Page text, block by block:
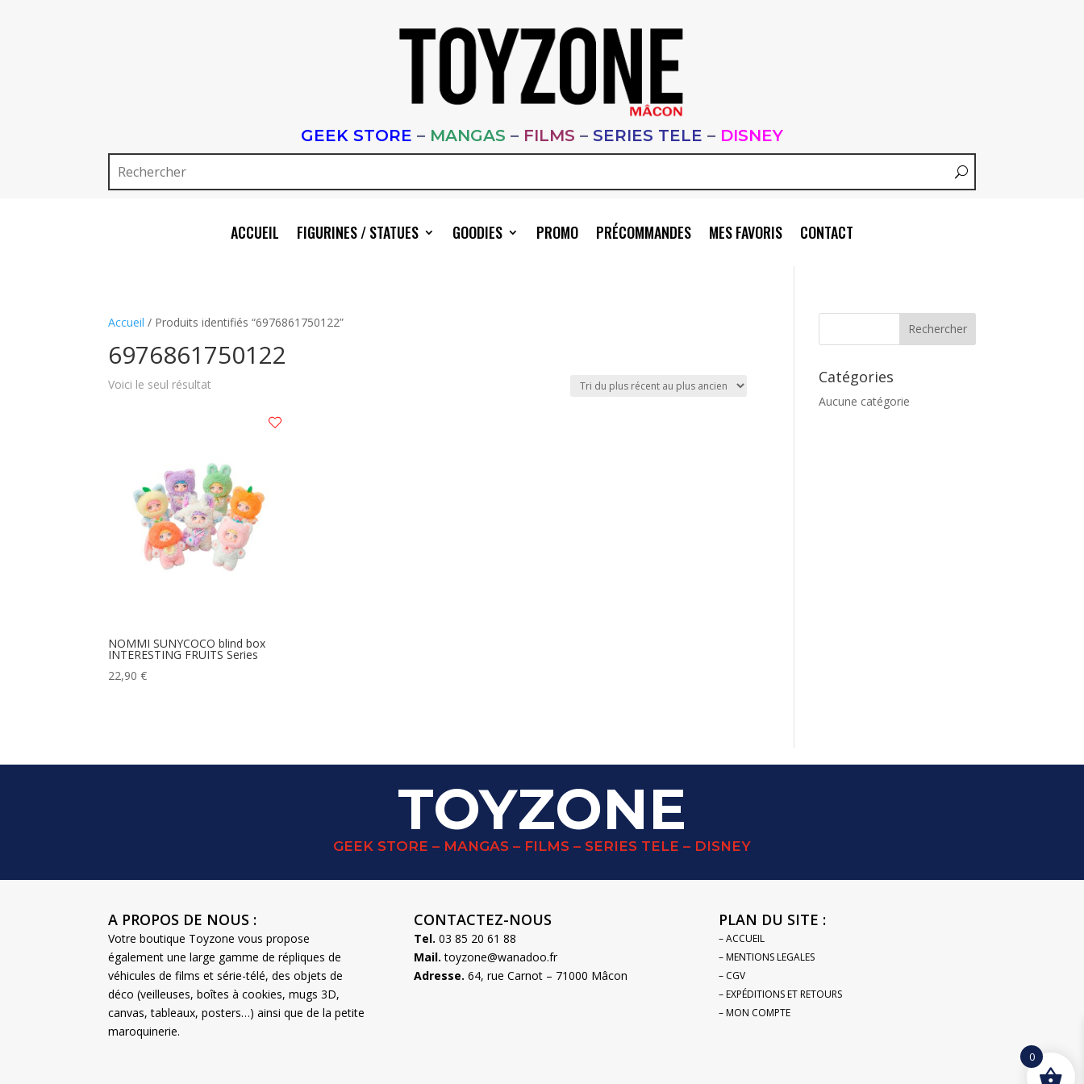
GEEK STORE – MANGAS – FILMS – SERIES TELE – DISNEY
ACCUEIL FIGURINES / STATUES GOODIES PROMO PRÉCOMMANDES MES FAVORIS CONTACT
Accueil / Produits identifiés “6976861750122”
6976861750122
Voici le seul résultat
NOMMI SUNYCOCO blind box
INTERESTING FRUITS Series
22,90€
Catégories
Aucune catégorie
TOYZONE
GEEK STORE – MANGAS – FILMS – SERIES TELE – DISNEY
A PROPOS DE NOUS :
Votre boutique Toyzone vous propose
également une large gamme de répliques de
véhicules de films et série-télé, des objets de
déco (veilleuses, boîtes à cookies, mugs 3D,
canvas, tableaux, posters…) ainsi que de la petite
maroquinerie.
CONTACTEZ-NOUS
Tel. 03 85 20 61 88
Mail. toyzone@wanadoo.fr
Adresse. 64, rue Carnot – 71000 Mâcon
PLAN DU SITE :
– ACCUEIL
– MENTIONS LEGALES
– CGV
– EXPÉDITIONS ET RETOURS
– MON COMPTE
0